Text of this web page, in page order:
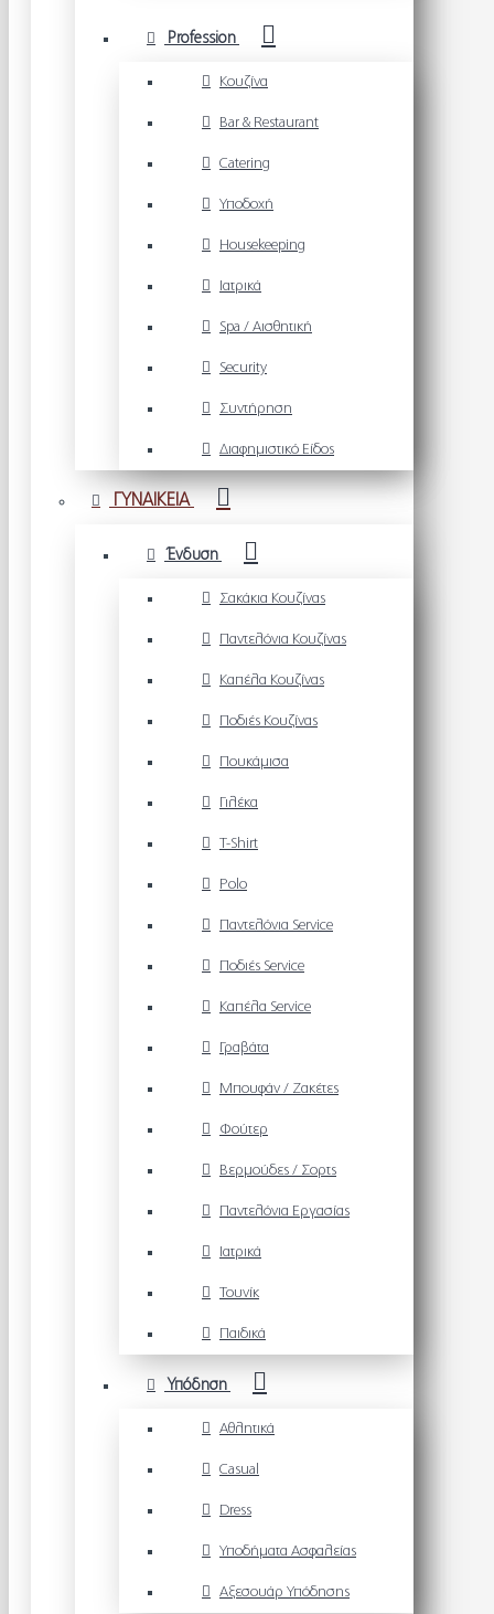
Profession
Κουζίνα
Bar & Restaurant
Catering
Υποδοχή
Housekeeping
Ιατρικά
Spa / Αισθητική
Security
Συντήρηση
Διαφημιστικό Είδος
ΓΥΝΑΙΚΕΙΑ
Ένδυση
Σακάκια Κουζίνας
Παντελόνια Κουζίνας
Καπέλα Κουζίνας
Ποδιές Κουζίνας
Πουκάμισα
Γιλέκα
T-Shirt
Polo
Παντελόνια Service
Ποδιές Service
Καπέλα Service
Γραβάτα
Μπουφάν / Ζακέτες
Φούτερ
Βερμούδες / Σορτς
Παντελόνια Εργασίας
Ιατρικά
Τουνίκ
Παιδικά
Υπόδηση
Αθλητικά
Casual
Dress
Υποδήματα Ασφαλείας
Αξεσουάρ Υπόδησης